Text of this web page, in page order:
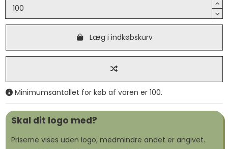
Læg i indkøbskurv
Minimumsantallet for køb af varen er 100.
Skal dit logo med?
Priserne vises uden logo, medmindre andet er angivet.